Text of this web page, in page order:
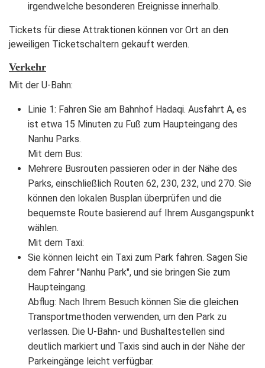
irgendwelche besonderen Ereignisse innerhalb.
Tickets für diese Attraktionen können vor Ort an den
jeweiligen Ticketschaltern gekauft werden.
Verkehr
Mit der U-Bahn:
Linie 1: Fahren Sie am Bahnhof Hadaqi. Ausfahrt A, es
ist etwa 15 Minuten zu Fuß zum Haupteingang des
Nanhu Parks.
Mit dem Bus:
Mehrere Busrouten passieren oder in der Nähe des
Parks, einschließlich Routen 62, 230, 232, und 270. Sie
können den lokalen Busplan überprüfen und die
bequemste Route basierend auf Ihrem Ausgangspunkt
wählen.
Mit dem Taxi:
Sie können leicht ein Taxi zum Park fahren. Sagen Sie
dem Fahrer "Nanhu Park", und sie bringen Sie zum
Haupteingang.
Abflug: Nach Ihrem Besuch können Sie die gleichen
Transportmethoden verwenden, um den Park zu
verlassen. Die U-Bahn- und Bushaltestellen sind
deutlich markiert und Taxis sind auch in der Nähe der
Parkeingänge leicht verfügbar.